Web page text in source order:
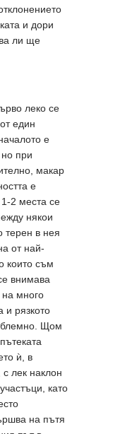
и дори
ли ще
леко се
един
е
при
макар
е
2 места се
някои
терен в нея
от най-
които съм
внимава
на много
и рязкото
Щом
ѝ, в
лек наклон
като
на пътя